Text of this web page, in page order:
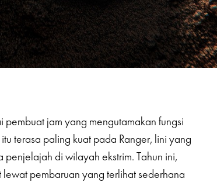
jam yang mengutamakan fungsi
terasa paling kuat pada Ranger, lini yang
di wilayah ekstrim. Tahun ini,
pembaruan yang terlihat sederhana